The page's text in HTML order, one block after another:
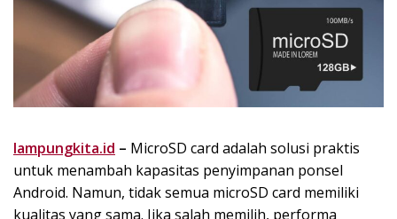
lampungkita.id – MicroSD card adalah solusi praktis
untuk menambah kapasitas penyimpanan ponsel
Android. Namun, tidak semua microSD card memiliki
kualitas yang sama. Jika salah memilih, performa